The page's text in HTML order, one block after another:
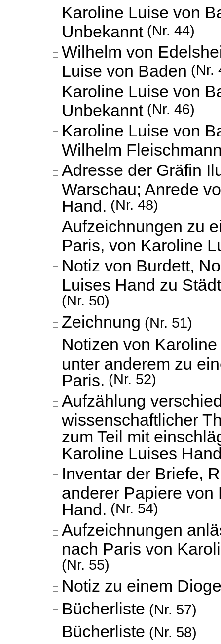
Karoline Luise von
Unbekannt (Nr. 44)
Wilhelm von
Luise von Baden (Nr.
Karoline Luise von
Unbekannt (Nr. 46)
Karoline Luise von
Wilhelm
Adresse der Gräfin
Warschau; Anrede
Hand.
(Nr. 48)
Aufzeichnungen zu
Paris, von Karoline
Notiz von Burdett,
Luises Hand zu
(Nr. 50)
Zeichnung (Nr. 51)
Notizen von
unter anderem zu
Paris. (Nr. 52)
Aufzählung
wissenschaftlicher
zum Teil mit
Karoline Luises
Inventar der Briefe,
anderer Papiere von
Hand.
(Nr. 54)
Aufzeichnungen
nach Paris von
(Nr. 55)
Notiz zu einem
Bücherliste (Nr. 57)
Bücherliste (Nr. 58)